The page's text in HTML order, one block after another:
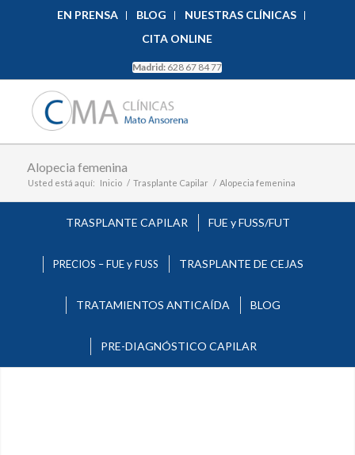
EN PRENSA BLOG
NUESTRAS CLÍNICAS
CITA ONLINE
Madrid: 628 67 84 77
Alopecia femenina
Usted está aquí: Inicio / Trasplante Capilar / Alopecia femenina
TRASPLANTE CAPILAR FUE y FUSS/FUT
PRECIOS – FUE y FUSS TRASPLANTE DE CEJAS
TRATAMIENTOS ANTICAÍDA BLOG
PRE-DIAGNÓSTICO CAPILAR